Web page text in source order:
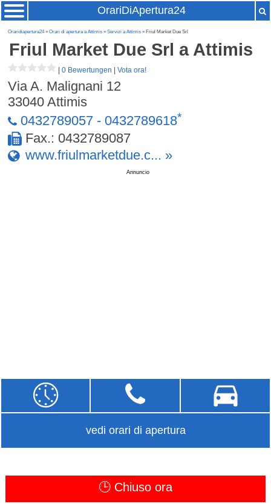
OrariDiApertura24
Oraridiapertura24»Orari di apertura a Attimis »Servizi a Attimis » Friul Market Due Srl
Friul Market Due Srl a Attimis
|0 Bewertungen |Vota ora!
Via A. Malignani 12
33040 Attimis
0432789057 - 0432789618*
Fax.: 0432789087
www.friulmarketdue.c... »
Annuncio
vedi orari di apertura
🕒 Chiuso ora